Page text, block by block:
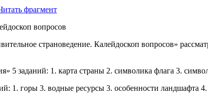
фрагмент
вопросов
страноведение. Калейдоскоп вопросов»
5 заданий: 1. карта страны 2. символика флага 3.
1. горы 3. водные ресурсы 3. особенности ландшафта